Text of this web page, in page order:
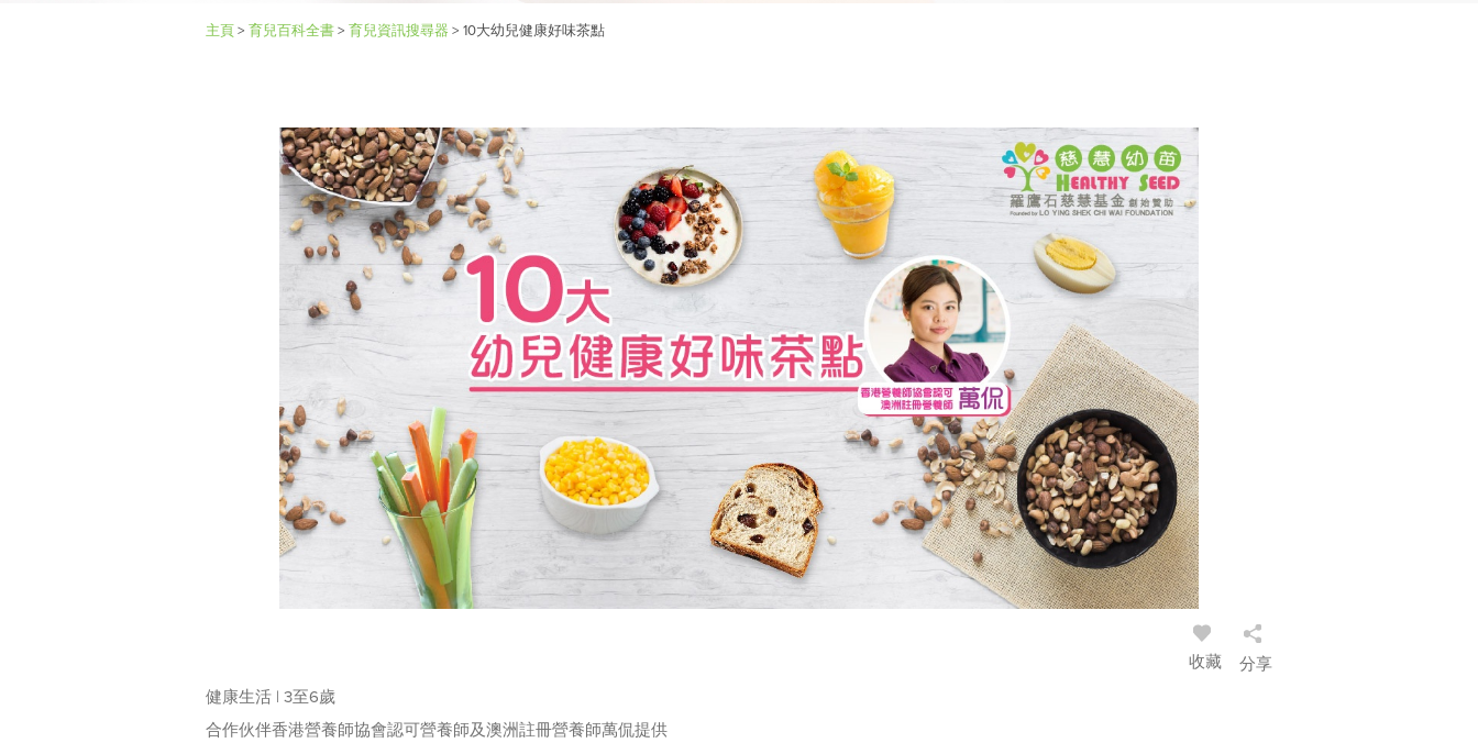
主頁> 育兒百科全書> 育兒資訊搜尋器 > 10大幼兒健康好味茶點
收藏
分享
健康生活 | 3至6歲
合作伙伴香港營養師協會認可營養師及澳洲註冊營養師萬侃提供